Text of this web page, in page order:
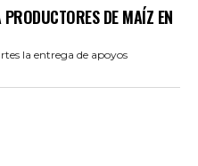
DE MAÍZ EN
la entrega de apoyos